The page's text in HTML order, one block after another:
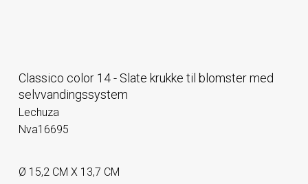
Classico color 14 - Slate krukke til blomster med
selvvandingssystem
Lechuza
Nva16695
Ø 15,2 CM X 13,7 CM